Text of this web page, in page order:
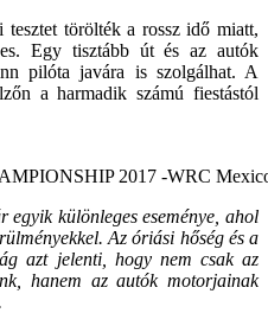
törölték a rossz idő miatt,
Egy tisztább út és az autók
pilóta javára is szolgálhat. A
a harmadik számú fiestástól
2017 -WRC
egyik különleges eseménye, ahol
Az óriási hőség és a
azt jelenti, hogy nem csak az
hanem az autók motorjainak